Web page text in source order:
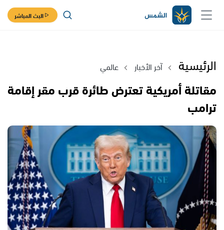
البث المباشر
الرئيسية آخر الأخبار عالمي
مقاتلة أمريكية تعترض طائرة قرب مقر إقامة
ترامب